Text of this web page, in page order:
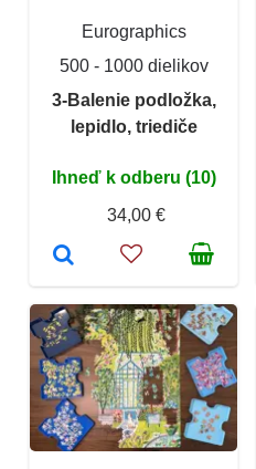
Eurographics
500 - 1000 dielikov
3-Balenie podložka,
lepidlo, triediče
Ihneď k odberu (10)
34,00 €